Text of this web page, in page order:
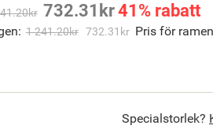
kr 732.31 kr41% rabatt
1 241.20kr 732.31 kr Pris för
Specialstorlek?